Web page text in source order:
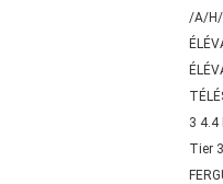
/A/H/
3 4.4
Tier